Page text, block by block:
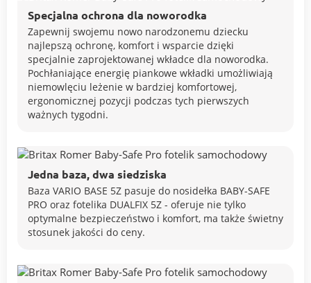
Specjalna ochrona dla noworodka
Zapewnij swojemu nowo narodzonemu dziecku
najlepszą ochronę, komfort i wsparcie dzięki
specjalnie zaprojektowanej wkładce dla noworodka.
Pochłaniające energię piankowe wkładki umożliwiają
niemowlęciu leżenie w bardziej komfortowej,
ergonomicznej pozycji podczas tych pierwszych
ważnych tygodni.
Jedna baza, dwa siedziska
Baza VARIO BASE 5Z pasuje do nosidełka BABY-SAFE
PRO oraz fotelika DUALFIX 5Z - oferuje nie tylko
optymalne bezpieczeństwo i komfort, ma także świetny
stosunek jakości do ceny.